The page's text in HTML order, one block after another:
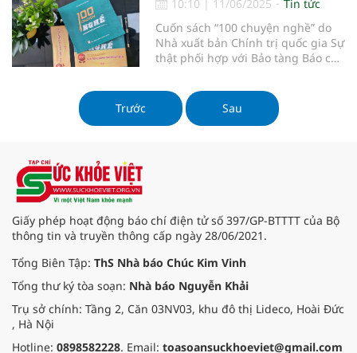
10:10 | 11/06/2025
Tin tức
Cuốn sách “100 chuyện nghề” do
Nhà xuất bản Chính trị quốc gia Sự
thật phối hợp với Bảo tàng Báo chí
bản mang đến những lát cắt chân
thực, xúc động về nghề báo.
Trước Sau
Giấy phép hoạt động báo chí điện tử số 397/GP-BTTTT của Bộ
thông tin và truyền thông cấp ngày 28/06/2021.
Tổng Biên Tập: ThS Nhà báo Chúc Kim Vinh
Tổng thư ký tòa soạn: Nhà báo Nguyễn Khải
Trụ sở chính: Tầng 2, Căn 03NV03, khu đô thị Lideco, Hoài Đức
, Hà Nội
Hotline: 0898582228. Email: toasoansuckhoeviet@gmail.com